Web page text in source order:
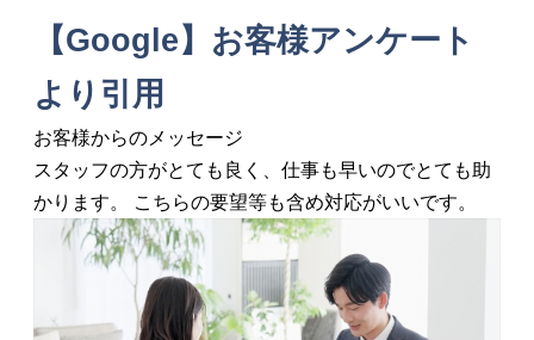
【Google】お客様アンケート
より引用
お客様からのメッセージ
スタッフの方がとても良く、仕事も早いのでとても助
かります。 こちらの要望等も含め対応がいいです。